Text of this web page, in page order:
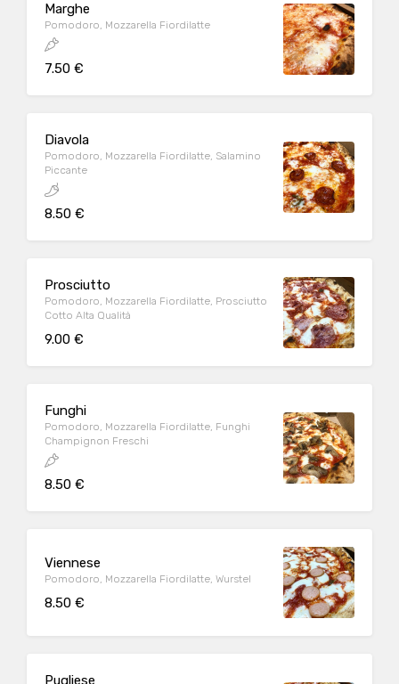
Marghe
Pomodoro, Mozzarella Fiordilatte
7.50 €
Diavola
Pomodoro, Mozzarella Fiordilatte, Salamino
Piccante
8.50 €
Prosciutto
Pomodoro, Mozzarella Fiordilatte, Prosciutto
Cotto Alta Qualità
9.00 €
Funghi
Pomodoro, Mozzarella Fiordilatte, Funghi
Champignon Freschi
8.50 €
Viennese
Pomodoro, Mozzarella Fiordilatte, Wurstel
8.50 €
Pugliese